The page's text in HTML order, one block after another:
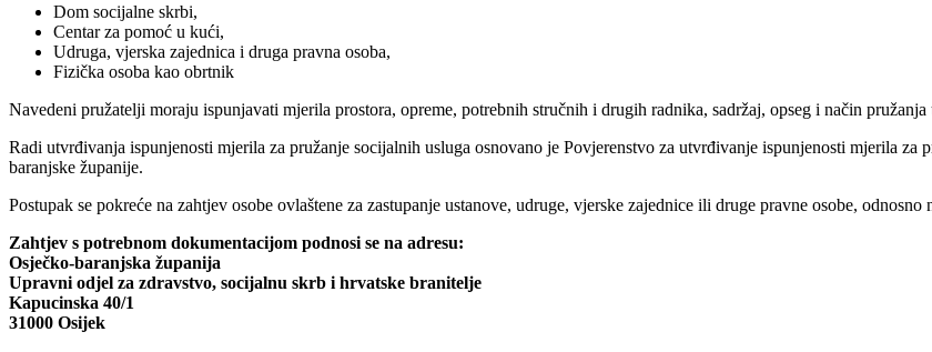
Dom socijalne skrbi,
Centar za pomoć u kući,
Udruga, vjerska zajednica i druga pravna osoba,
Fizička osoba kao obrtnik
Navedeni pružatelji moraju ispunjavati mjerila prostora, opreme, potrebnih stručnih i drugih radnika, sadržaj, opseg i način
Radi utvrđivanja ispunjenosti mjerila za pružanje socijalnih usluga osnovano je Povjerenstvo za utvrđivanje ispunjenosti mjerila za
baranjske županije.
Postupak se pokreće na zahtjev osobe ovlaštene za zastupanje ustanove, udruge, vjerske zajednice ili druge pravne osobe,
Zahtjev s potrebnom dokumentacijom podnosi se na adresu:
Osječko-baranjska županija
Upravni odjel za zdravstvo, socijalnu skrb i hrvatske branitelje
Kapucinska 40/1
31000 Osijek